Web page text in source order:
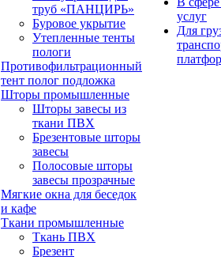
труб «ПАНЦИРЬ»
Буровое укрытие
Утепленные тенты
пологи
Противофильтрационный
тент полог подложка
Шторы промышленные
Шторы завесы из
ткани ПВХ
Брезентовые шторы
завесы
Полосовые шторы
завесы прозрачные
Мягкие окна для беседок
и кафе
Ткани промышленные
Ткань ПВХ
Брезент
услуг
Для